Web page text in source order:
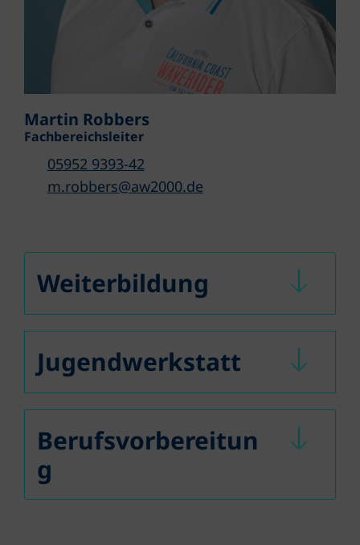
Martin Robbers
Fachbereichsleiter
05952 9393-42
m.robbers@aw2000.de
Weiterbildung
Jugendwerkstatt
Berufsvorbereitun
g